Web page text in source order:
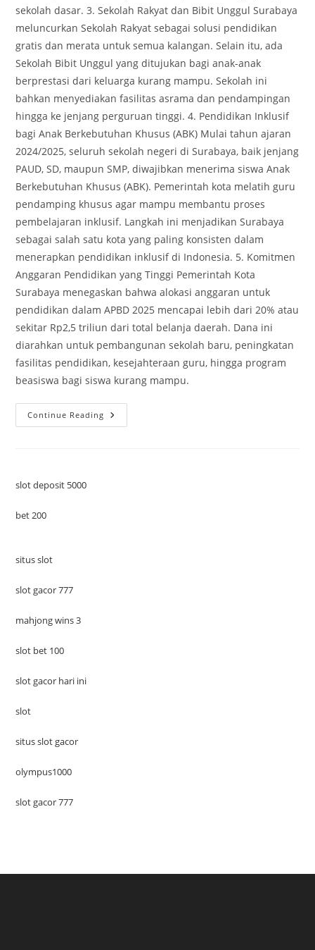
sekolah dasar. 3. Sekolah Rakyat dan Bibit Unggul Surabaya
meluncurkan Sekolah Rakyat sebagai solusi pendidikan
gratis dan merata untuk semua kalangan. Selain itu, ada
Sekolah Bibit Unggul yang ditujukan bagi anak-anak
berprestasi dari keluarga kurang mampu. Sekolah ini
bahkan menyediakan fasilitas asrama dan pendampingan
hingga ke jenjang perguruan tinggi. 4. Pendidikan Inklusif
bagi Anak Berkebutuhan Khusus (ABK) Mulai tahun ajaran
2024/2025, seluruh sekolah negeri di Surabaya, baik jenjang
PAUD, SD, maupun SMP, diwajibkan menerima siswa Anak
Berkebutuhan Khusus (ABK). Pemerintah kota melatih guru
pendamping khusus agar mampu membantu proses
pembelajaran inklusif. Langkah ini menjadikan Surabaya
sebagai salah satu kota yang paling konsisten dalam
menerapkan pendidikan inklusif di Indonesia. 5. Komitmen
Anggaran Pendidikan yang Tinggi Pemerintah Kota
Surabaya menegaskan bahwa alokasi anggaran untuk
pendidikan dalam APBD 2025 mencapai lebih dari 20% atau
sekitar Rp2,5 triliun dari total belanja daerah. Dana ini
diarahkan untuk pembangunan sekolah baru, peningkatan
fasilitas pendidikan, kesejahteraan guru, hingga program
beasiswa bagi siswa kurang mampu.
Continue Reading Pendidikan
Surabaya
slot deposit 5000
bet 200
situs slot
slot gacor 777
mahjong wins 3
slot bet 100
slot gacor hari ini
slot
situs slot gacor
olympus1000
slot gacor 777